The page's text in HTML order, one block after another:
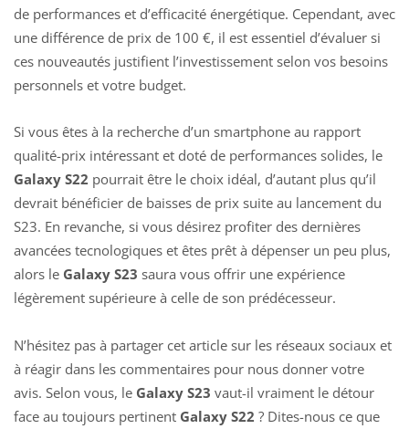
de performances et d’efficacité énergétique. Cependant, avec
une différence de prix de 100 €, il est essentiel d’évaluer si
ces nouveautés justifient l’investissement selon vos besoins
personnels et votre budget.
Si vous êtes à la recherche d’un smartphone au rapport
qualité-prix intéressant et doté de performances solides, le
Galaxy S22 pourrait être le choix idéal, d’autant plus qu’il
devrait bénéficier de baisses de prix suite au lancement du
S23. En revanche, si vous désirez profiter des dernières
avancées tecnologiques et êtes prêt à dépenser un peu plus,
alors le Galaxy S23 saura vous offrir une expérience
légèrement supérieure à celle de son prédécesseur.
N’hésitez pas à partager cet article sur les réseaux sociaux et
à réagir dans les commentaires pour nous donner votre
avis. Selon vous, le Galaxy S23 vaut-il vraiment le détour
face au toujours pertinent Galaxy S22 ? Dites-nous ce que